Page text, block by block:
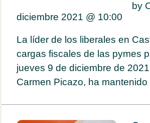
by
diciembre 2021 @ 10:00
La líder de los liberales en
cargas fiscales de las pymes
jueves 9 de diciembre de
Carmen Picazo, ha